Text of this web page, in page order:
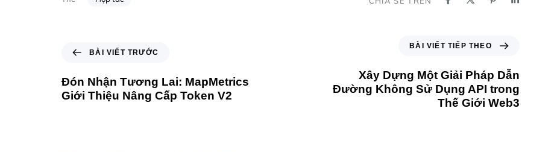
BÀI VIẾT TRƯỚC
Đón Nhận Tương Lai: MapMetrics
Giới Thiệu Nâng Cấp Token V2
BÀI VIẾT TIẾP THEO
Xây Dựng Một Giải Pháp Dẫn
Đường Không Sử Dụng API trong
Thế Giới Web3